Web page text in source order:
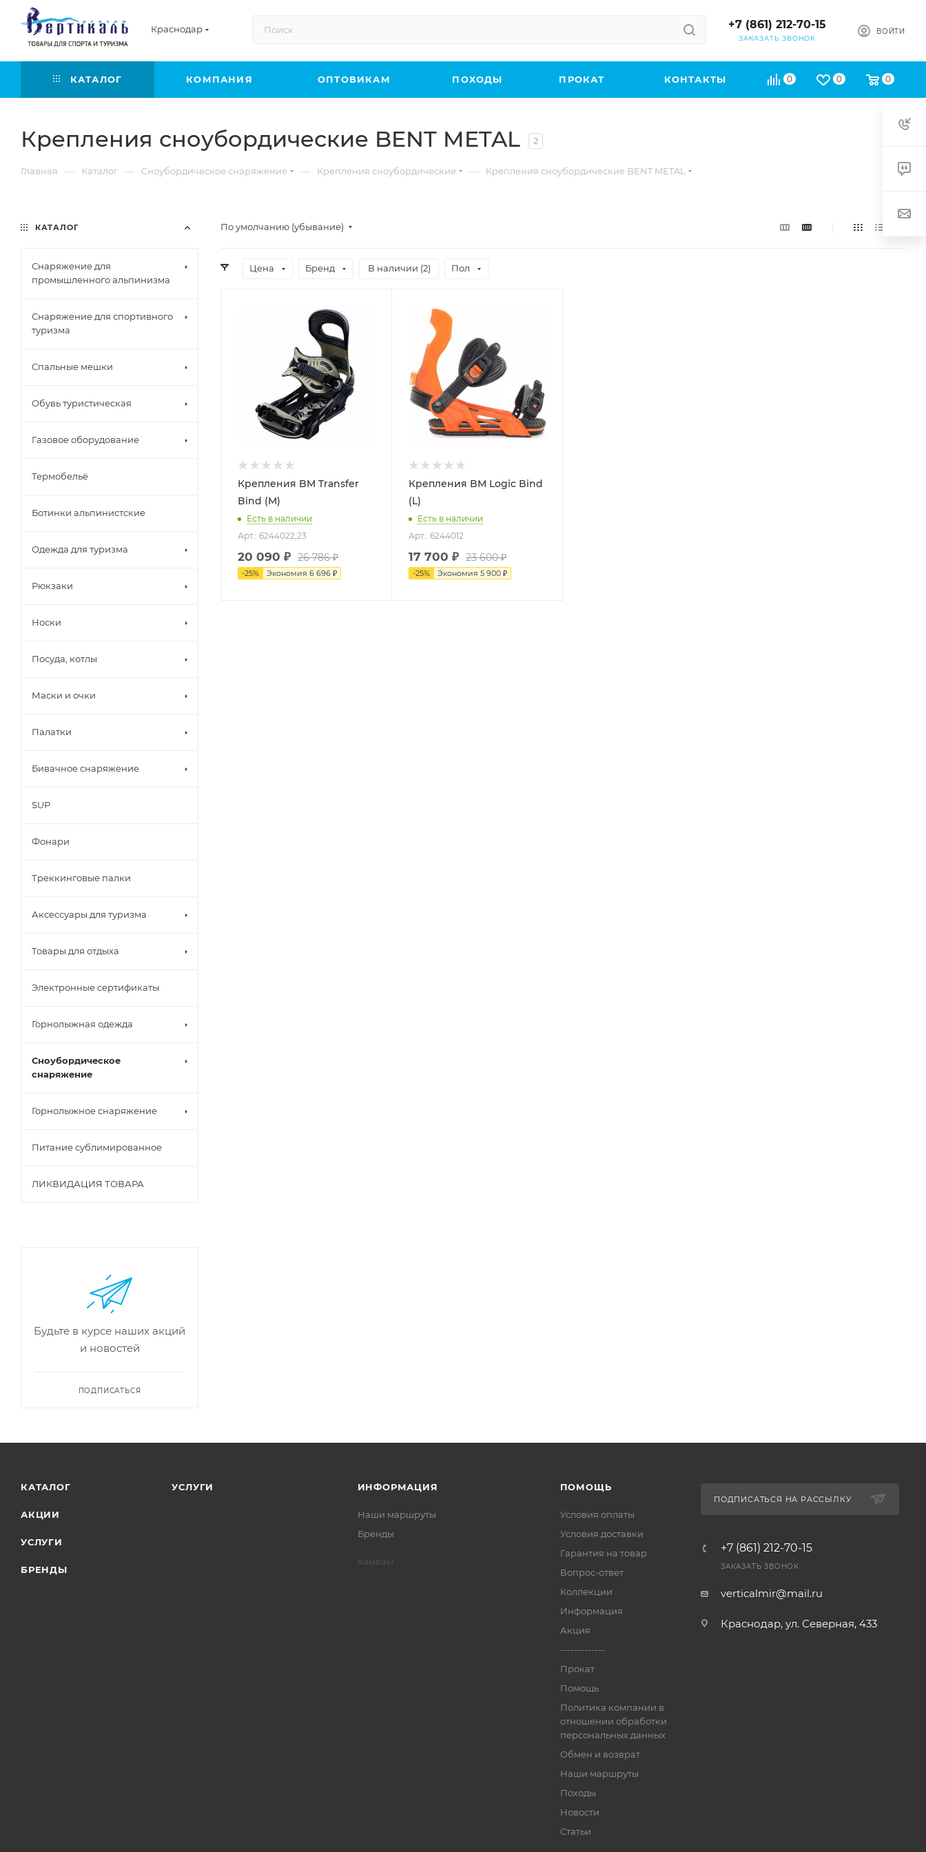
Краснодар +7 (861) 212-70-15
ЗАКАЗАТЬ ЗВОНОК
ВОЙТИ
0 0 0
КАТАЛОГ КОМПАНИЯ ОПТОВИКАМ ПОХОДЫ ПРОКАТ КОНТАКТЫ
Крепления сноубордические BENT METAL 2
Главная — Каталог — Сноубордическое снаряжение — Крепления сноубордические — Крепления сноубордические BENT METAL
По умолчанию (убывание)
Цена Бренд В наличии (2) Пол
Крепления BM Transfer
Bind (M)
Есть в наличии
Арт.: 6244022,23
20 090 ₽ 26 786₽
-25% Экономия 6 696 ₽
Крепления BM Logic Bind
(L)
Есть в наличии
Арт.: 6244012
17 700 ₽ 23 600₽
-25% Экономия5 900 ₽
КАТАЛОГ
Снаряжение для
промышленного альпинизма
Снаряжение для спортивного
туризма
Спальные мешки
Обувь туристическая
Газовое оборудование
Термобельё
Ботинки альпинистские
Одежда для туризма
Рюкзаки
Носки
Посуда, котлы
Маски и очки
Палатки
Бивачное снаряжение
SUP
Фонари
Треккинговые палки
Аксессуары для туризма
Товары для отдыха
Электронные сертификаты
Горнолыжная одежда
Сноубордическое
снаряжение
Горнолыжное снаряжение
Питание сублимированное
ЛИКВИДАЦИЯ ТОВАРА
Будьте в курсе наших акций
и новостей
ПОДПИСАТЬСЯ
КАТАЛОГ
АКЦИИ
УСЛУГИ
БРЕНДЫ
УСЛУГИ ИНФОРМАЦИЯ
Наши маршруты
Бренды
яаываы
ПОМОЩЬ
Условия оплаты
Условия доставки
Гарантия на товар
Вопрос-ответ
Коллекции
Информация
Акция
-------------
Прокат
Помощь
Политика компании в
отношении обработки
персональных данных
Обмен и возврат
Наши маршруты
Походы
Новости
Статьи
ПОДПИСАТЬСЯ НА РАССЫЛКУ
+7 (861) 212-70-15
ЗАКАЗАТЬ ЗВОНОК
verticalmir@mail.ru
Краснодар, ул. Северная, 433